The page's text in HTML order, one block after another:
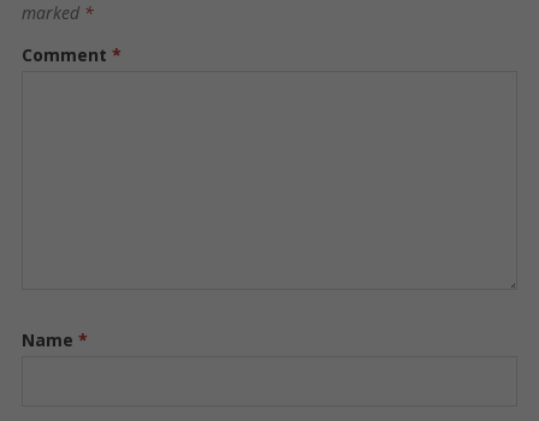
marked *
Comment *
Name *